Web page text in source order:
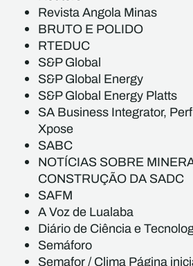
Revista Angola Minas
BRUTO E POLIDO
RTEDUC
S&P Global
S&P Global Energy
S&P Global Energy Platts
SA Business Integrator,
Xpose
SABC
NOTÍCIAS SOBRE
CONSTRUÇÃO DA SADC
SAFM
A Voz de Lualaba
Diário de Ciência e
Semáforo
Semafor / Clima Página